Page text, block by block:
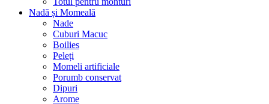
Nadă și Momeală
Nade
Cuburi Macuc
Boilies
Peleți
Momeli artificiale
Porumb conservat
Dipuri
Arome